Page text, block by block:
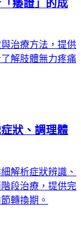
痿證」的成
治療方法，提供
解肢體無力疼痛
狀、調理體
解析症狀辨識、
段治療，提供完
轉換期。